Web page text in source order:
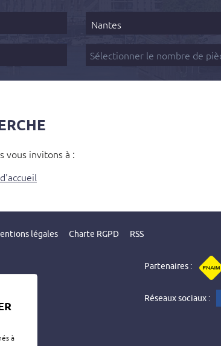
Nantes
Nombre
de
vous invitons à :
légales Charte RGPD RSS
Partenaires :
Réseaux sociaux :
à